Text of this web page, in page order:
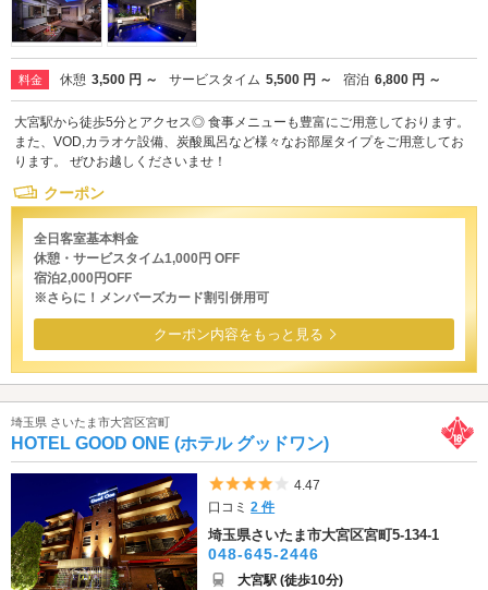
料金 休憩 3,500 円 ～ サービスタイム 5,500 円 ～ 宿泊 6,800 円 ～
大宮駅から徒歩5分とアクセス◎ 食事メニューも豊富にご用意しております。
また、VOD,カラオケ設備、炭酸風呂など様々なお部屋タイプをご用意してお
ります。 ぜひお越しくださいませ！
クーポン
全日客室基本料金
休憩・サービスタイム1,000円 OFF
宿泊2,000円OFF
※さらに！メンバーズカード割引併用可
クーポン内容をもっと見る
埼玉県 さいたま市大宮区宮町
HOTEL GOOD ONE (ホテル グッドワン)
5つ星のうち4
4.47
口コミ2 件
埼玉県さいたま市大宮区宮町5-134-1
048-645-2446
大宮駅 (徒歩10分)